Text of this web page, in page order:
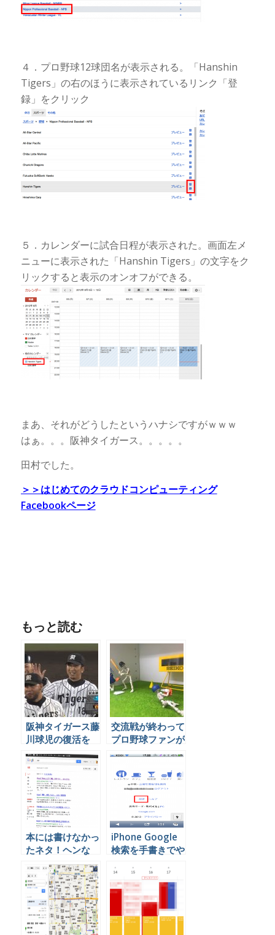
４．プロ野球12球団名が表示される。「Hanshin
Tigers」の右のほうに表示されているリンク「登
録」をクリック
５．カレンダーに試合日程が表示された。画面左メ
ニューに表示された「Hanshin Tigers」の文字をク
リックすると表示のオンオフができる。
まあ、それがどうしたというハナシですがｗｗｗ
はぁ。。。阪神タイガース。。。。。
田村でした。
＞＞はじめてのクラウドコンピューティング
Facebookページ
もっと読む
阪神タイガース藤
川球児の復活を
Twitter民はどう
見たか、まとめ
交流戦が終わって
プロ野球ファンが
チェックしておく
ージ・Twitterア
カウントとは
本には書けなかっ
たネタ！ヘンな
Google検索方法
で画面がえらいこ
とに！
iPhone Google
検索を手書きでや